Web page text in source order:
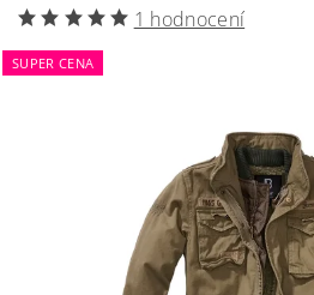
1 hodnocení
SUPER CENA